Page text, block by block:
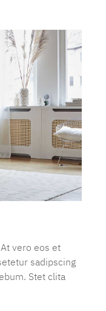
vero eos et
sadipscing
Stet clita